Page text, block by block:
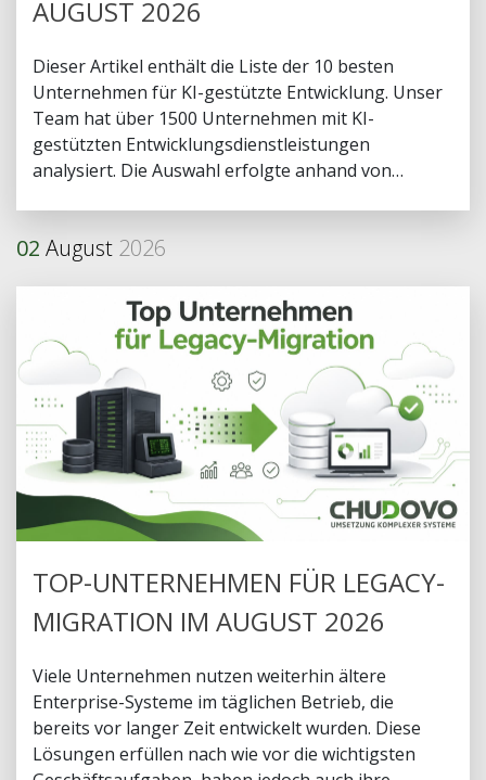
AUGUST 2026
Dieser Artikel enthält die Liste der 10 besten
Unternehmen für KI-gestützte Entwicklung. Unser
Team hat über 1500 Unternehmen mit KI-
gestützten Entwicklungsdienstleistungen
analysiert. Die Auswahl erfolgte anhand von
und weiteren Faktoren.
02 August 2026
TOP-UNTERNEHMEN FÜR LEGACY-
MIGRATION IM AUGUST 2026
Viele Unternehmen nutzen weiterhin ältere
Enterprise-Systeme im täglichen Betrieb, die
bereits vor langer Zeit entwickelt wurden. Diese
Lösungen erfüllen nach wie vor die wichtigsten